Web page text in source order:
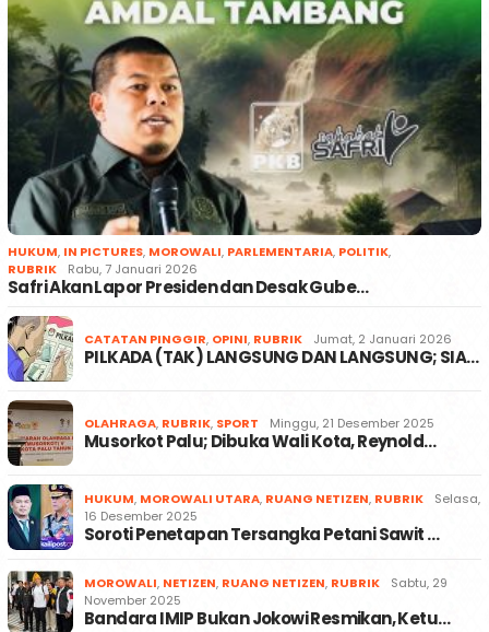
HUKUM, IN PICTURES, MOROWALI, PARLEMENTARIA, POLITIK,
RUBRIK
Rabu, 7 Januari 2026
Safri Akan Lapor Presiden dan Desak Gube…
CATATAN PINGGIR, OPINI, RUBRIK Jumat, 2 Januari 2026
PILKADA (TAK) LANGSUNG DAN LANGSUNG; SIA…
OLAHRAGA, RUBRIK, SPORT Minggu, 21 Desember 2025
Musorkot Palu; Dibuka Wali Kota, Reynold…
HUKUM, MOROWALI UTARA, RUANG NETIZEN, RUBRIK
Selasa,
16 Desember 2025
Soroti Penetapan Tersangka Petani Sawit …
MOROWALI, NETIZEN, RUANG NETIZEN, RUBRIK
Sabtu, 29
November 2025
Bandara IMIP Bukan Jokowi Resmikan, Ketu…